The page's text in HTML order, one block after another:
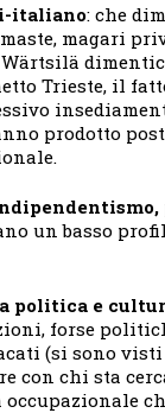
italiano: che
magari
Trieste, il
prodotto
un basso
politica e
forse
(si sono
con chi sta